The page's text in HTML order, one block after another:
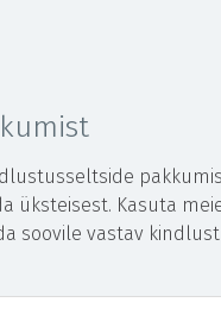
üksteisest. Kasuta
soovile vastav